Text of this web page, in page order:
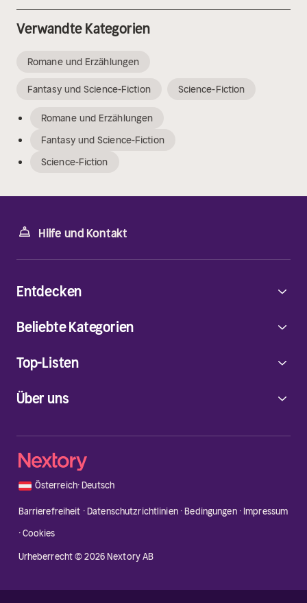
Verwandte Kategorien
Romane und Erzählungen
Fantasy und Science-Fiction Science-Fiction
Romane und Erzählungen
Fantasy und Science-Fiction
Science-Fiction
Hilfe und Kontakt
Über uns
Entdecken
Beliebte Kategorien
Top-Listen
🇦🇹 Österreich·Deutsch
Barrierefreiheit ·Datenschutzrichtlinien·Bedingungen· Impressum
·Cookies
Urheberrecht © 2026 Nextory AB